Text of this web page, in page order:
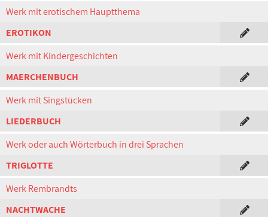
Werk mit erotischem Hauptthema
EROTIKON
Werk mit Kindergeschichten
MAERCHENBUCH
Werk mit Singstücken
LIEDERBUCH
Werk oder auch Wörterbuch in drei Sprachen
TRIGLOTTE
Werk Rembrandts
NACHTWACHE